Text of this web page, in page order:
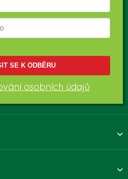
SE K ODBĚRU
osobních údajů